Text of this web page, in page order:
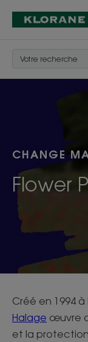
CHANGE
Flower
Créé en 1994 à
Halage œuvre
et la